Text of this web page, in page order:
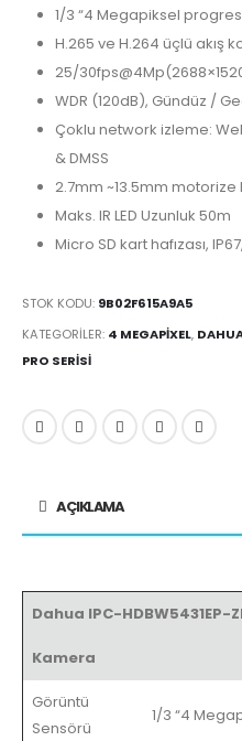
1/3 “4 Megapiksel
H.265 ve H.264 üçlü akış
25/
WDR (120dB), Gündüz /
Çoklu network izleme:
& DMSS
2.7mm ~13.5mm motorize
Maks. IR LED Uzunluk 50m
Micro SD kart hafızası,
STOK KODU: 9B02F615A9A5
KATEGORILER: 4 MEGAPIXEL,
PRO SERISI
AÇIKLAMA
Dahua IPC-HDBW5431EP-
Kamera
Görüntü
Sensörü
1/3 “4